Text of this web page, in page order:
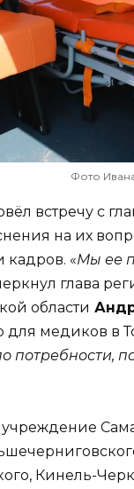
Фото
встречу с
на их
кадров. «Мы ее
глава
области
медиков в
потребности,
Кинель-